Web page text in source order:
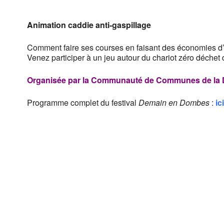
Animation caddieanti-gaspillage
Comment faire ses courses en faisant des économies
Venez participer à un jeu autour du chariot zéro déchet
Organisée par laCommunauté de Communes de la
Programme complet du festival Demain en Dombes: ici